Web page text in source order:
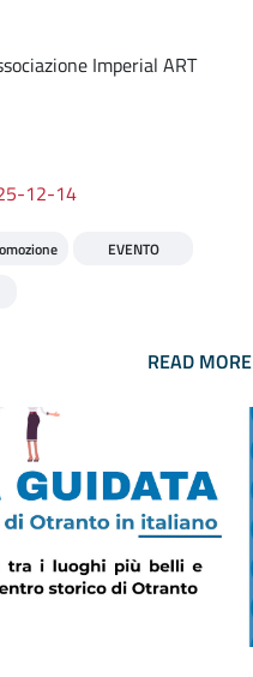
Imperial ART
12-14
EVENTO
READ MORE